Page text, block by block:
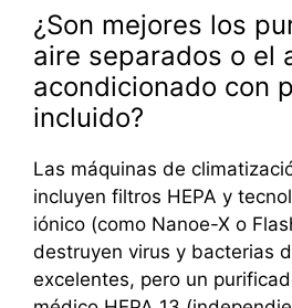
¿Son mejores los
aire separados o el
acondicionado con
incluido?
Las máquinas de
incluyen filtros HEPA y
iónico (como Nanoe-X o
destruyen virus y bacterias
excelentes, pero un